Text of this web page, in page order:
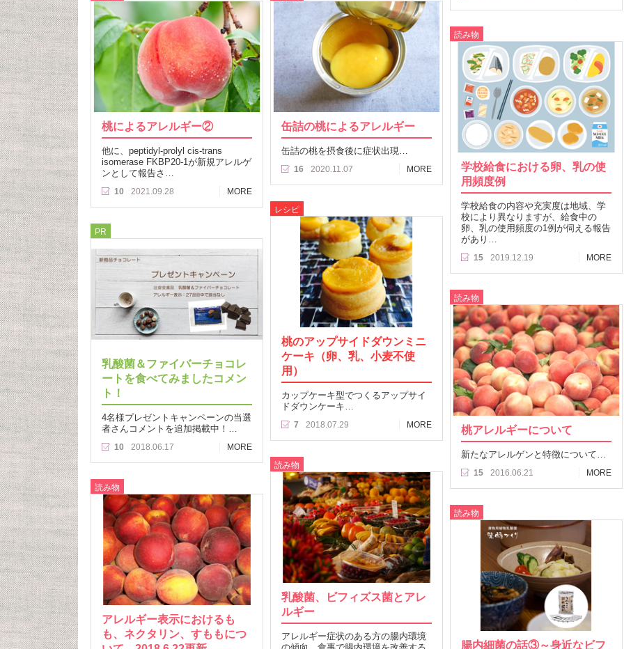
桃によるアレルギー②
他に、peptidyl-prolyl cis-trans
isomerase FKBP20-1が新規アレルゲ
ンとして報告さ…
10 2021.09.28 MORE
缶詰の桃によるアレルギー
缶詰の桃を摂食後に症状出現…
16 2020.11.07 MORE
読み物
学校給食における卵、乳の使
用頻度例
学校給食の内容や充実度は地域、学
校により異なりますが、給食中の
卵、乳の使用頻度の1例が伺える報告
があり…
15 2019.12.19 MORE
レシピ
桃のアップサイドダウンミニ
ケーキ（卵、乳、小麦不使
用）
カップケーキ型でつくるアップサイ
ドダウンケーキ…
7 2018.07.29 MORE
PR
乳酸菌＆ファイバーチョコレ
ートを食べてみましたコメン
ト！
4名様プレゼントキャンペーンの当選
者さんコメントを追加掲載中！…
10 2018.06.17 MORE
読み物
桃アレルギーについて
新たなアレルゲンと特徴について…
15 2016.06.21 MORE
読み物
乳酸菌、ビフィズス菌とアレ
ルギー
アレルギー症状のある方の腸内環境
読み物
アレルギー表示におけるも
も、ネクタリン、すももにつ
読み物
腸内細菌の話③～身近なビフ